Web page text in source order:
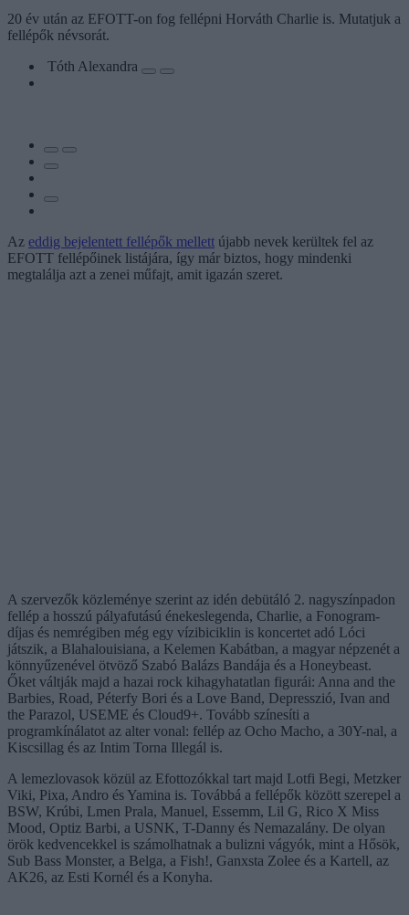
20 év után az EFOTT-on fog fellépni Horváth Charlie is. Mutatjuk a
fellépők névsorát.
Tóth Alexandra
Az eddig bejelentett fellépők mellett újabb nevek kerültek fel az
EFOTT fellépőinek listájára, így már biztos, hogy mindenki
megtalálja azt a zenei műfajt, amit igazán szeret.
A szervezők közleménye szerint az idén debütáló 2. nagyszínpadon
fellép a hosszú pályafutású énekeslegenda, Charlie, a Fonogram-
díjas és nemrégiben még egy vízibiciklin is koncertet adó Lóci
játszik, a Blahalouisiana, a Kelemen Kabátban, a magyar népzenét a
könnyűzenével ötvöző Szabó Balázs Bandája és a Honeybeast.
Őket váltják majd a hazai rock kihagyhatatlan figurái: Anna and the
Barbies, Road, Péterfy Bori és a Love Band, Depresszió, Ivan and
the Parazol, USEME és Cloud9+. Tovább színesíti a
programkínálatot az alter vonal: fellép az Ocho Macho, a 30Y-nal, a
Kiscsillag és az Intim Torna Illegál is.
A lemezlovasok közül az Efottozókkal tart majd Lotfi Begi, Metzker
Viki, Pixa, Andro és Yamina is. Továbbá a fellépők között szerepel a
BSW, Krúbi, Lmen Prala, Manuel, Essemm, Lil G, Rico X Miss
Mood, Optiz Barbi, a USNK, T-Danny és Nemazalány. De olyan
örök kedvencekkel is számolhatnak a bulizni vágyók, mint a Hősök,
Sub Bass Monster, a Belga, a Fish!, Ganxsta Zolee és a Kartell, az
AK26, az Esti Kornél és a Konyha.